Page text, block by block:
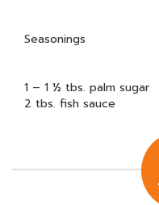
Seasonings
1 – 1 ½ tbs. palm sugar
2 tbs. fish sauce